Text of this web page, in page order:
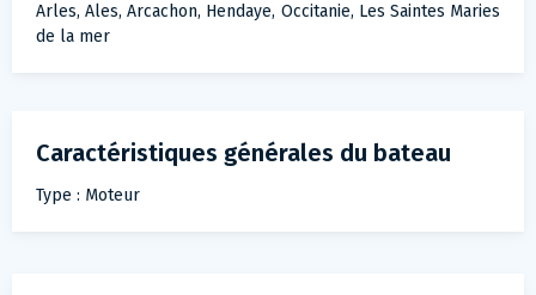
Arles, Ales, Arcachon, Hendaye, Occitanie, Les Saintes Maries
de la mer
Caractéristiques générales du bateau
Type : Moteur